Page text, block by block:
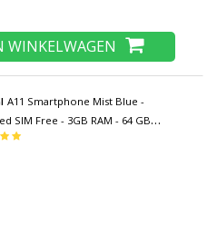
WINKELWAGEN
A11 Smartphone Mist Blue -
SIM Free - 3GB RAM - 64 GB
16MP Triple Camera - 5150mAh